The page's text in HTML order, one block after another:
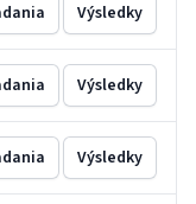
Výsledky
Výsledky
Výsledky